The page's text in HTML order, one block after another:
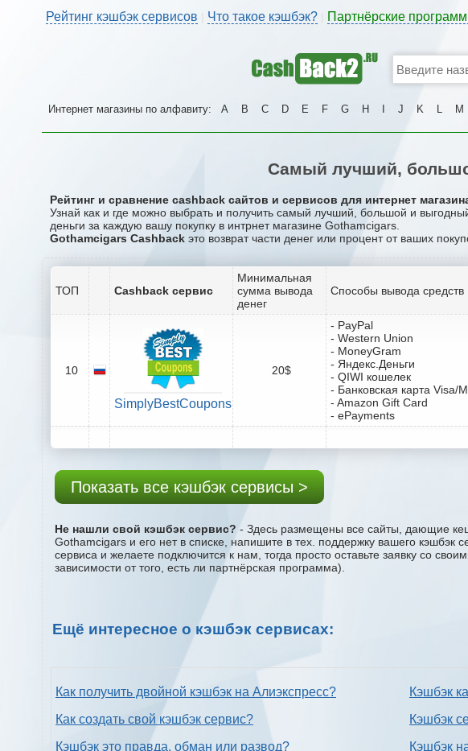
Рейтинг кэшбэк сервисов Что такое кэшбэк? Партнёрские
Интернет магазины по алфавиту: A B C D E F G H J K L M
Самый лучший,
Рейтинг и сравнение cashback сайтов и сервисов для интернет
Узнай как и где можно выбрать и получить самый лучший, большой и
деньги за каждую вашу покупку в интрнет магазине Gothamcigars.
Gothamcigars Cashback это возврат части денег или процент от ваших
ТОП Cashback сервис
Минимальная
сумма вывода
денег
Способы вывода средств
10
SimplyBestCoupons
20$
- PayPal
- Western Union
- MoneyGram
- Яндекс.Деньги
- QIWI кошелек
- Банковская карта Visa/
- Amazon Gift Card
- ePayments
Показать все кэшбэк сервисы >
Не нашли свой кэшбэк сервис? - Здесь размещены все сайты, дающие
Gothamcigars и его нет в списке, напишите в тех. поддержку вашего
сервиса и желаете подключится к нам, тогда просто оставьте заявку со
зависимости от того, есть ли партнёрская программа).
Ещё интересное о кэшбэк сервисах:
Как получить двойной кэшбэк на Алиэкспресс?
Как создать свой кэшбэк сервис?
Кэшбэк это правда, обман или развод?
Кэшбэк
Кэшбэк
Кэшбэк